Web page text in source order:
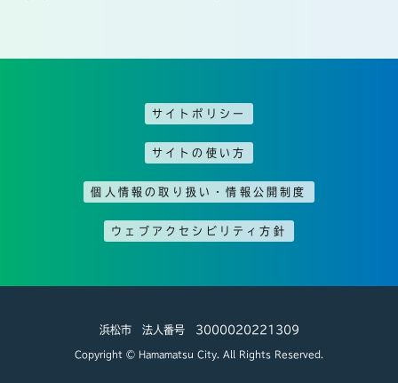
サイトポリシー
サイトの使い方
個人情報の取り扱い・情報公開制度
ウェブアクセシビリティ方針
浜松市 法人番号 3000020221309
Copyright © Hamamatsu City. All Rights Reserved.